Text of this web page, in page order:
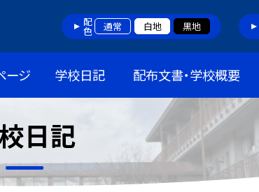
配色 通常 白地 黒地
ージ 学校日記 配布文書・学校概要
日記